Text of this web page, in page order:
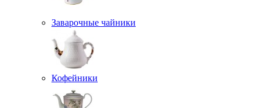
Заварочные чайники
Кофейники